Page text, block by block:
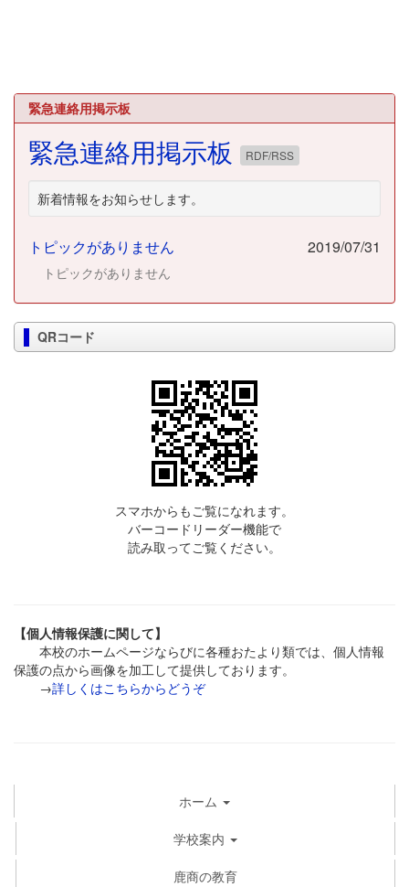
緊急連絡用掲示板
緊急連絡用掲示板 RDF/RSS
新着情報をお知らせします。
トピックがありません 2019/07/31
トピックがありません
QRコード
スマホからもご覧になれます。
バーコードリーダー機能で
読み取ってご覧ください。
【個人情報保護に関して】
本校のホームページならびに各種おたより類では、個人情報
保護の点から画像を加工して提供しております。
→詳しくはこちらからどうぞ
ホーム
学校案内
鹿商の教育